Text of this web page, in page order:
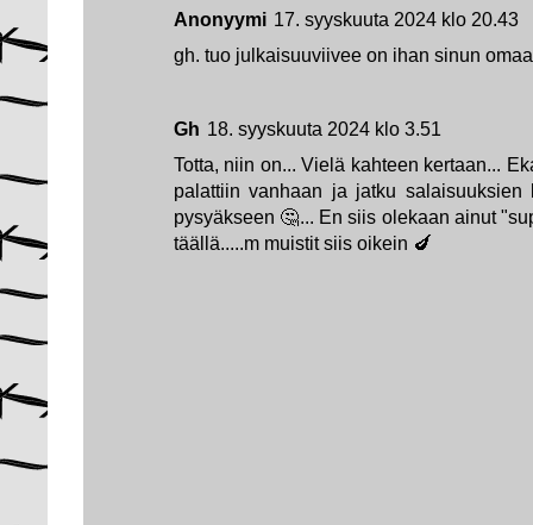
Anonyymi 17. syyskuuta 2024 klo 20.43
gh. tuo julkaisuuviivee on ihan sinun
Gh 18. syyskuuta 2024 klo 3.51
Totta, niin on... Vielä kahteen kertaan...
palattiin vanhaan ja jatku
pysyäkseen 🤔... En siis olekaan ainut
täällä.....m muistit siis oikein 🍆